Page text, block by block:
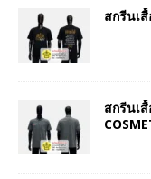
สกรีนเ
สกรีนเ